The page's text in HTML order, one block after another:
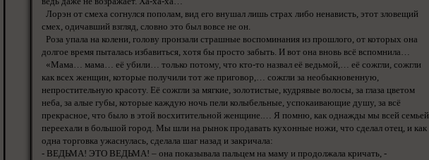
Лорэн от смеха согнулся пополам, вид его внушал лишь страх либо ненависть, этот зловещий
смех, одичавший взгляд, словно это был вовсе не он.
Роза упала на колени, голову пронзали страшные воспоминания из прошлого, от которых она
долгое время пыталась избавиться, хотя бы просто забыть. И вот она вновь всё вспомнила…
«Мама… мама… её убили… только потому, что кто-то назвал её ведьмой,… её сожгли, сожгли
как всех женщин, которые получили тот же приговор,… сожгли за необыкновенную,
непростительную красоту. Её сожгли за мягкие, золотистые, кудрявые волосы, за глаза цветом
неба, за алые губы, которые каждую ночь пели колыбельные, успокаивающие душу, за всё
прекрасное, что было в этой восхитительной женщине.… Я помню, как однажды мы всей семьей
переехали в большой город. Мы шли на рынок продавать кухонные ножи, что сделал отец, и как
одна торговка ужаснулась, сделала шаг назад и закричала:
- ВЕДЬМА! ЭТО ВЕДЬМА! – она показывала пальцем на маму и продолжала кричать, -